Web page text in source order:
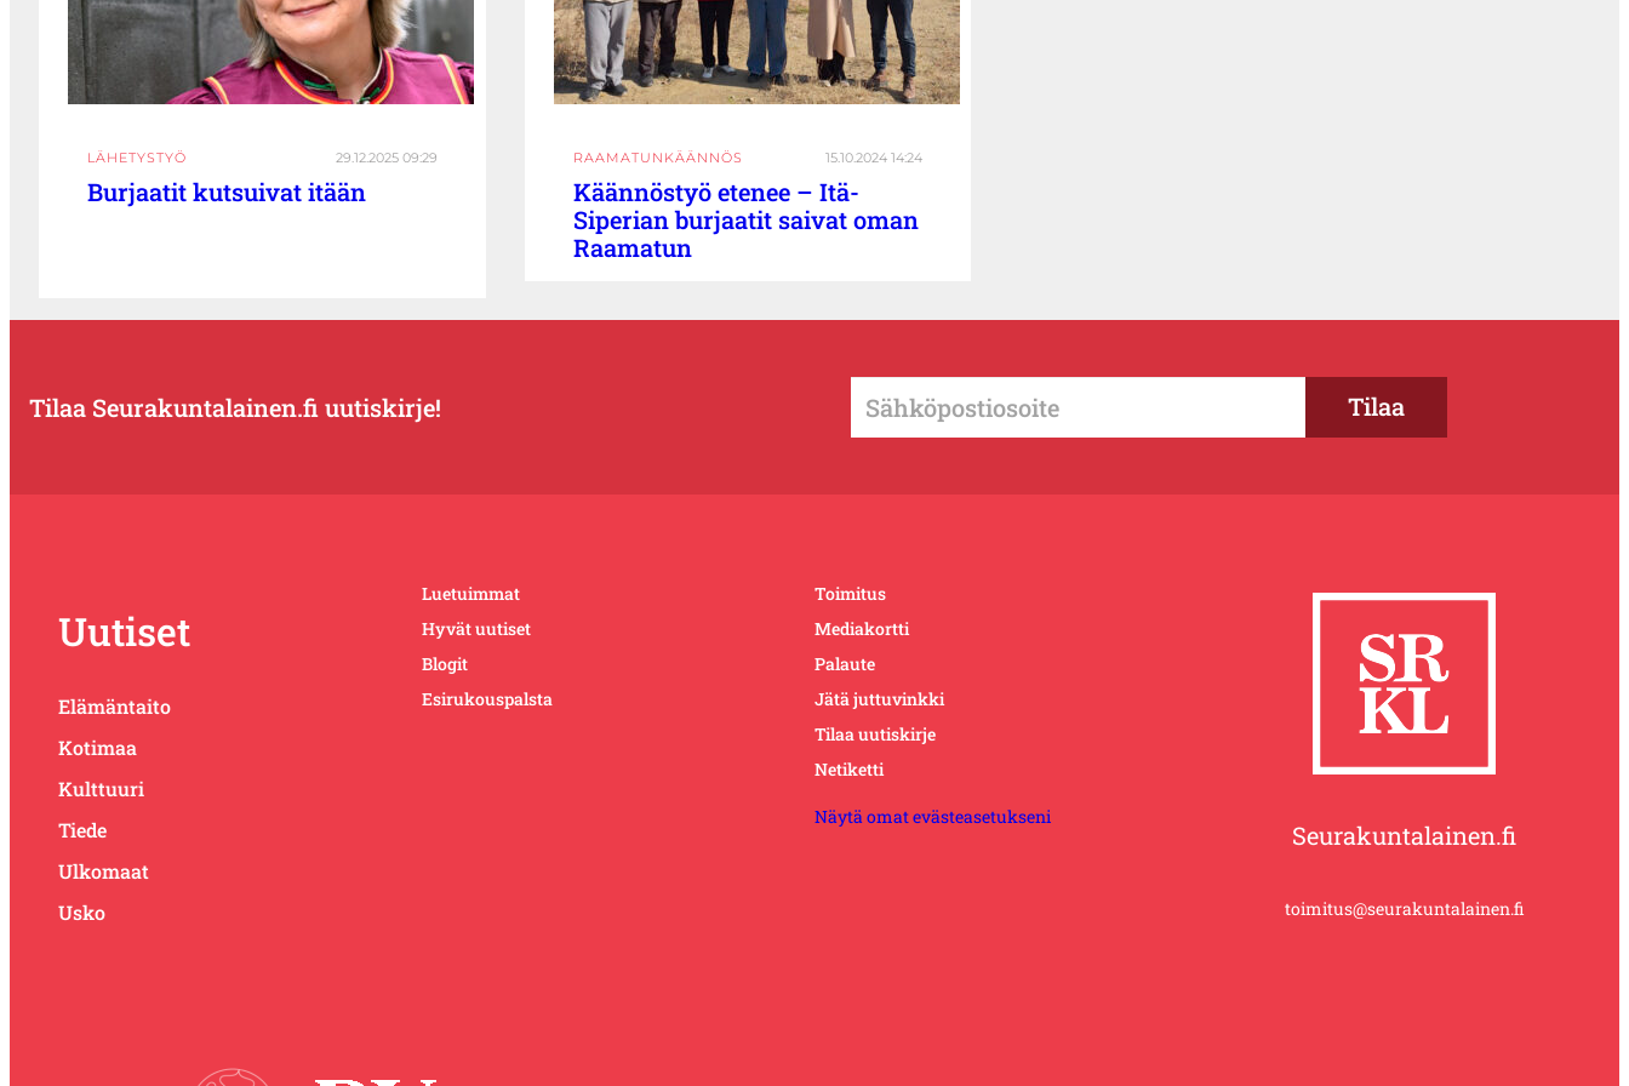
LÄHETYSTYÖ 29.12.2025 09:29
Burjaatit kutsuivat itään
RAAMATUNKÄÄNNÖS 15.10.2024 14:24
Käännöstyö etenee – Itä-
Siperian burjaatit saivat oman
Raamatun
Tilaa Seurakuntalainen.fi uutiskirje!
Uutiset
Elämäntaito
Kotimaa
Kulttuuri
Tiede
Ulkomaat
Usko
Luetuimmat
Hyvät uutiset
Blogit
Esirukouspalsta
Toimitus
Mediakortti
Palaute
Jätä juttuvinkki
Tilaa uutiskirje
Netiketti
Näytä omat evästeasetukseni
Seurakuntalainen.fi
toimitus@seurakuntalainen.fi